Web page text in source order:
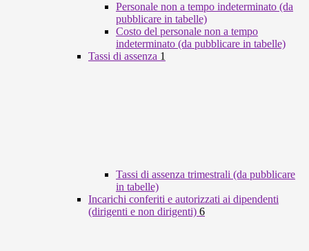
Personale non a tempo indeterminato (da
pubblicare in tabelle)
Costo del personale non a tempo
indeterminato (da pubblicare in tabelle)
Tassi di assenza 1
Tassi di assenza trimestrali (da pubblicare
in tabelle)
Incarichi conferiti e autorizzati ai dipendenti
(dirigenti e non dirigenti) 6